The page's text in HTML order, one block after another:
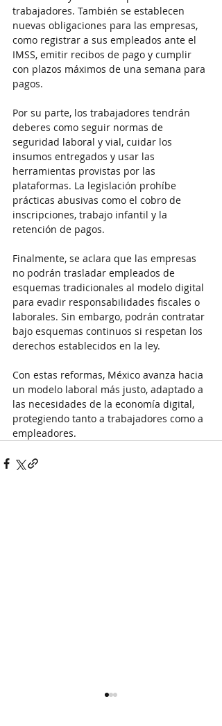
trabajadores. También se establecen
nuevas obligaciones para las empresas,
como registrar a sus empleados ante el
IMSS, emitir recibos de pago y cumplir
con plazos máximos de una semana para
pagos.
Por su parte, los trabajadores tendrán
deberes como seguir normas de
seguridad laboral y vial, cuidar los
insumos entregados y usar las
herramientas provistas por las
plataformas. La legislación prohíbe
prácticas abusivas como el cobro de
inscripciones, trabajo infantil y la
retención de pagos.
Finalmente, se aclara que las empresas
no podrán trasladar empleados de
esquemas tradicionales al modelo digital
para evadir responsabilidades fiscales o
laborales. Sin embargo, podrán contratar
bajo esquemas continuos si respetan los
derechos establecidos en la ley.
Con estas reformas, México avanza hacia
un modelo laboral más justo, adaptado a
las necesidades de la economía digital,
protegiendo tanto a trabajadores como a
empleadores.